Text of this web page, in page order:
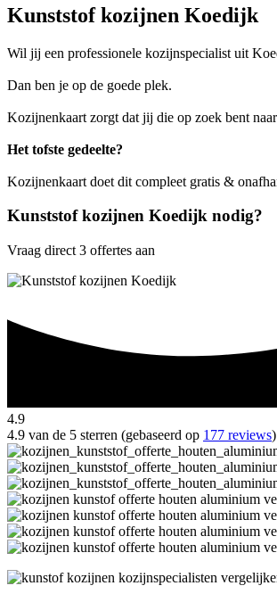
Kunststof kozijnen Koedijk
Wil jij een professionele kozijnspecialist uit
Dan ben je op de goede plek.
Kozijnenkaart zorgt dat jij die op zoek bent naar
Het tofste gedeelte?
Kozijnenkaart doet dit compleet gratis &
Kunststof kozijnen Koedijk nodig?
Vraag direct 3 offertes aan
4.9
4.9 van de 5 sterren (gebaseerd op 177 reviews)